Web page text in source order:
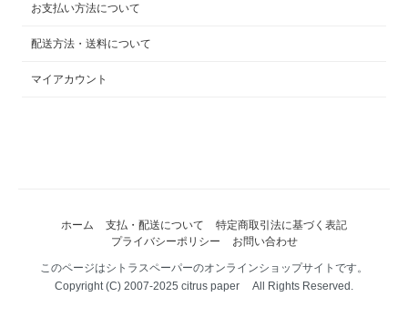
お支払い方法について
配送方法・送料について
マイアカウント
ホーム 支払・配送について
特定商取引法に基づく表記
プライバシーポリシー
お問い合わせ
このページはシトラスペーパーのオンラインショップサイトです。
Copyright (C) 2007-2025 citrus paper All Rights Reserved.